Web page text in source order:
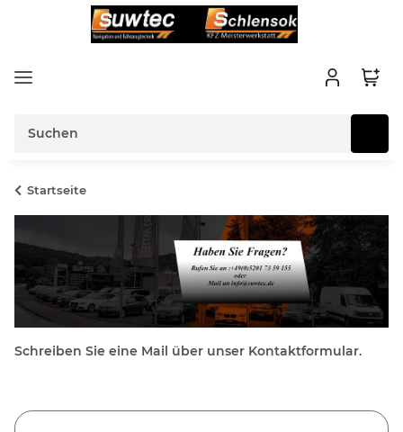
Startseite
Schreiben Sie eine Mail über unser Kontaktformular.